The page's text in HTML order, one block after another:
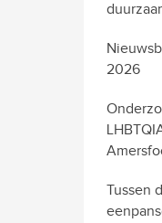
2026
Tussen